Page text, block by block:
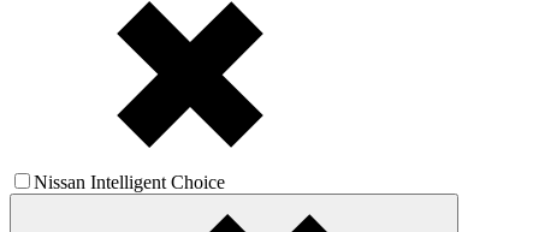
Nissan Intelligent Choice